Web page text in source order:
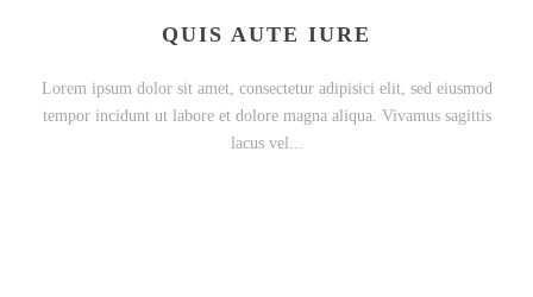
QUIS AUTE IURE
Lorem ipsum dolor sit amet, consectetur adipisici elit, sed eiusmod
tempor incidunt ut labore et dolore magna aliqua. Vivamus sagittis
lacus vel...